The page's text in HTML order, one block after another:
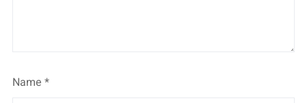
Name *